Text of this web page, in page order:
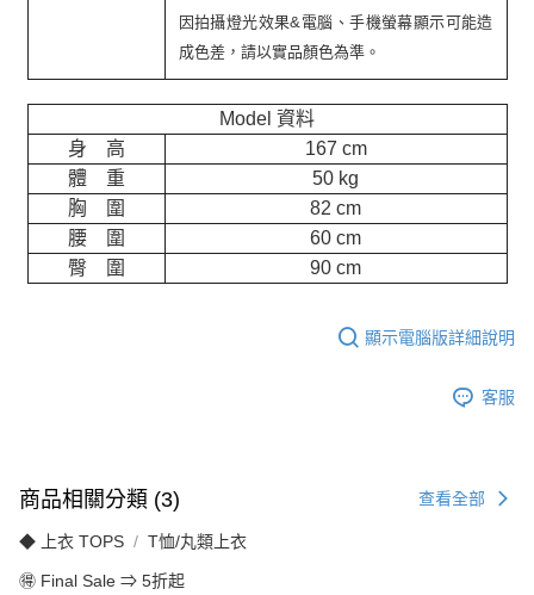
因拍攝燈光效果&電腦、手機螢幕顯示可能造
成色差，請以實品顏色為準。
Model 資料
身 高
167 cm
體 重
50 kg
胸 圍
82 cm
腰 圍
60 cm
臀 圍
90 cm
顯示電腦版詳細說明
客服
商品相關分類 (3) 查看全部
◆ 上衣 TOPS T恤/丸類上衣
🉐 Final Sale ⇒ 5折起